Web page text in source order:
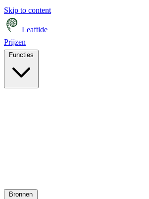
Skip to content
Leaftide
Prijzen